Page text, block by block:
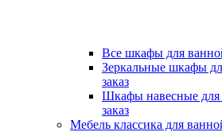
Все шкафы для
Зеркальные шкафы
заказ
Шкафы навесные для
заказ
Мебель классика для